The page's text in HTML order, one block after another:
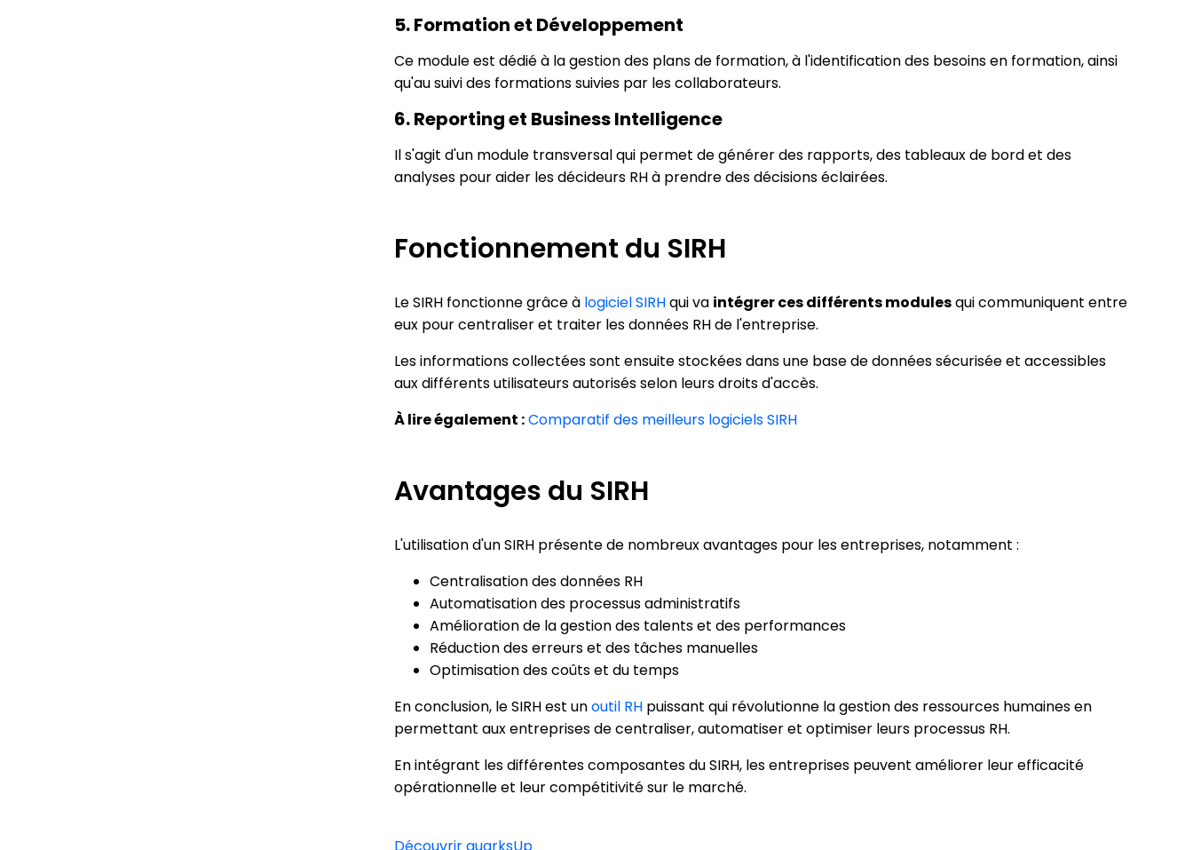
5. Formation et Développement
Ce module est dédié à la gestion des plans de formation, à l'identification des besoins en formation, ainsi
qu'au suivi des formations suivies par les collaborateurs.
6. Reporting et Business Intelligence
Il s'agit d'un module transversal qui permet de générer des rapports, des tableaux de bord et des
analyses pour aider les décideurs RH à prendre des décisions éclairées.
Fonctionnement du SIRH
Le SIRH fonctionne grâce à logiciel SIRHqui va intégrer ces différents modulesqui communiquent entre
eux pour centraliser et traiter les données RH de l'entreprise.
Les informations collectées sont ensuite stockées dans une base de données sécurisée et accessibles
aux différents utilisateurs autorisés selon leurs droits d'accès.
À lire également :Comparatif des meilleurs logiciels SIRH
Avantages du SIRH
L'utilisation d'un SIRH présente de nombreux avantages pour les entreprises, notamment :
Centralisation des données RH
Automatisation des processus administratifs
Amélioration de la gestion des talents et des performances
Réduction des erreurs et des tâches manuelles
Optimisation des coûts et du temps
En conclusion, le SIRH est unoutil RH puissant qui révolutionne la gestion des ressources humaines en
permettant aux entreprises de centraliser, automatiser et optimiser leurs processus RH.
En intégrant les différentes composantes du SIRH, les entreprises peuvent améliorer leur efficacité
opérationnelle et leur compétitivité sur le marché.